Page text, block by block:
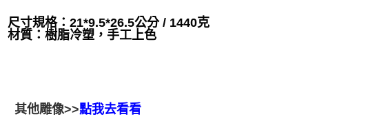
尺寸規格：21*9.5*26.5公分 / 1440克
材質：樹脂冷塑，手工上色
其他雕像>>點我去看看